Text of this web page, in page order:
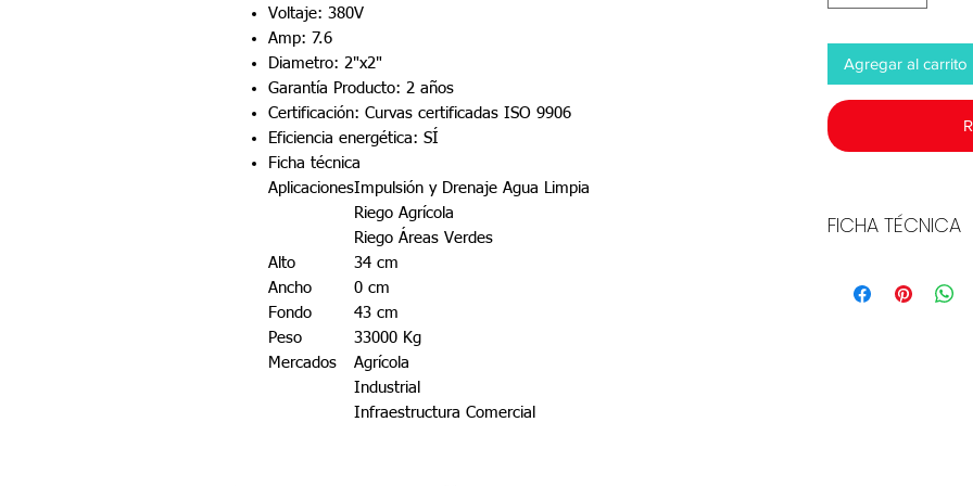
Voltaje: 380V
Amp: 7.6
Diametro: 2"x2"
Garantía Producto: 2 años
Certificación: Curvas certificadas ISO 9906
Eficiencia energética: SÍ
Ficha técnica
AplicacionesImpulsión y Drenaje Agua Limpia
Riego Agrícola
Riego Áreas Verdes
Alto
34 cm
Ancho
0 cm
Fondo
43 cm
Peso
33000 Kg
Mercados
Agrícola
Industrial
Infraestructura Comercial
Agregar al carrito
FICHA TÉCNICA